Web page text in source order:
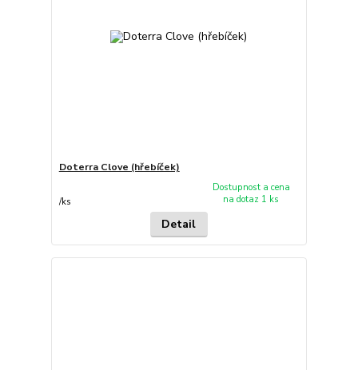
Doterra Clove (hřebíček)
/ks
Dostupnost a cena
na dotaz 1 ks
Detail